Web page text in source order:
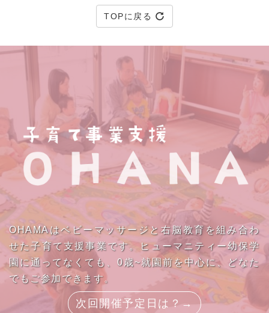
TOPに戻る
OHAMAはベビーマッサージと右脳教育を組み合わ
せた子育て支援事業です。ヒューマニティー幼保学
園に通ってなくても、0歳~就園前を中心に、どなた
でもご参加できます。
次回開催予定日は？→